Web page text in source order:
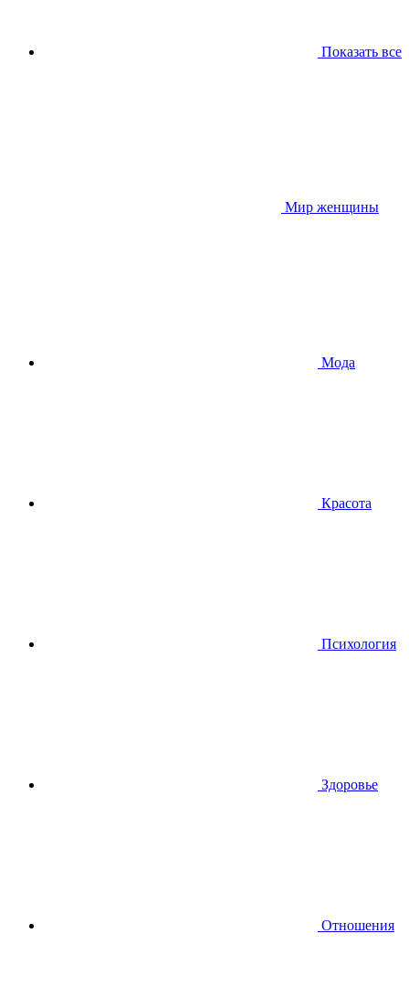
Показать все
Мир женщины
Мода
Красота
Психология
Здоровье
Отношения